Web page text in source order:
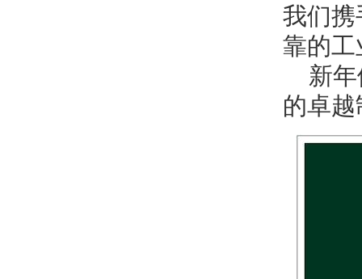
我们携
靠的工
新年
的卓